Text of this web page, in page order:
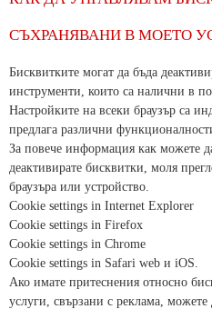
СЪХРАНЯВАНИ В МОЕТО
Бисквитките могат да бъда
инструменти, които са налични в
Настройките на всеки браузър са
предлага различни
За повече информация как можете
деактивирате бисквитки, моля
браузъра или устройство.
Cookie settings in Internet Explorer
Cookie settings in Firefox
Cookie settings in Chrome
Cookie settings in Safari web и iOS.
Ако имате притеснения относно
услуги, свързани с реклама,